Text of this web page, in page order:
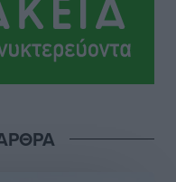
Πανελλήνιο